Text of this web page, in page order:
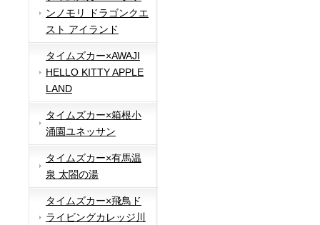
ンノモリ ドラゴンクエ
スト アイランド
タイムズカー×AWAJI
HELLO KITTY APPLE
LAND
タイムズカー×箱根小
涌園ユネッサン
タイムズカー×有馬温
泉 太閤の湯
タイムズカー×飛鳥ド
ライビングカレッジ川